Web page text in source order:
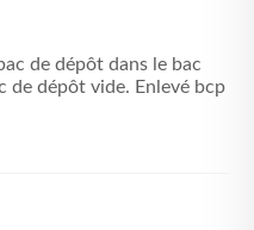
de dépôt dans le bac
de dépôt vide. Enlevé bcp